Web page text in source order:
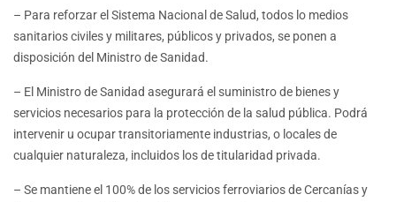
– Para reforzar el Sistema Nacional de Salud, todos lo medios
sanitarios civiles y militares, públicos y privados, se ponen a
disposición del Ministro de Sanidad.
– El Ministro de Sanidad asegurará el suministro de bienes y
servicios necesarios para la protección de la salud pública. Podrá
intervenir u ocupar transitoriamente industrias, o locales de
cualquier naturaleza, incluidos los de titularidad privada.
– Se mantiene el 100% de los servicios ferroviarios de Cercanías y